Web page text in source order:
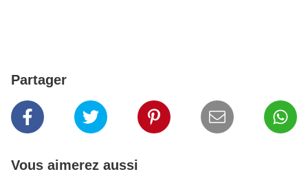
Partager
Vous aimerez aussi